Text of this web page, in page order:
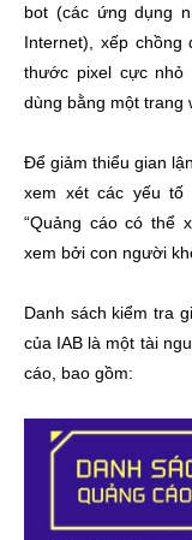
bot (các ứng dụng
Internet), xếp
thước pixel cực
dùng bằng một trang
Để giảm thiểu gian
xem xét các yếu tố
“Quảng cáo có thể
xem bởi con người
Danh sách kiểm tra
của IAB là một tài
cáo, bao gồm: